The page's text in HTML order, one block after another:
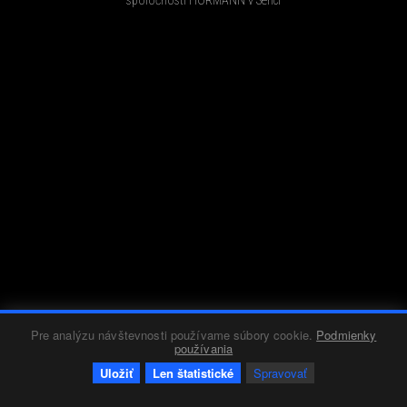
Pre analýzu návštevnosti používame súbory cookie. Podmienky
používania
Uložiť
Len štatistické Spravovať